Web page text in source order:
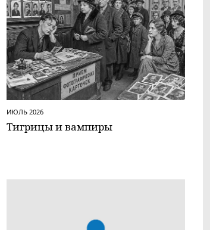
ИЮЛЬ 2026
Тигрицы и вампиры